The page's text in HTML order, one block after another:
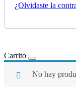
¿Olvidaste la
Carrito
No hay